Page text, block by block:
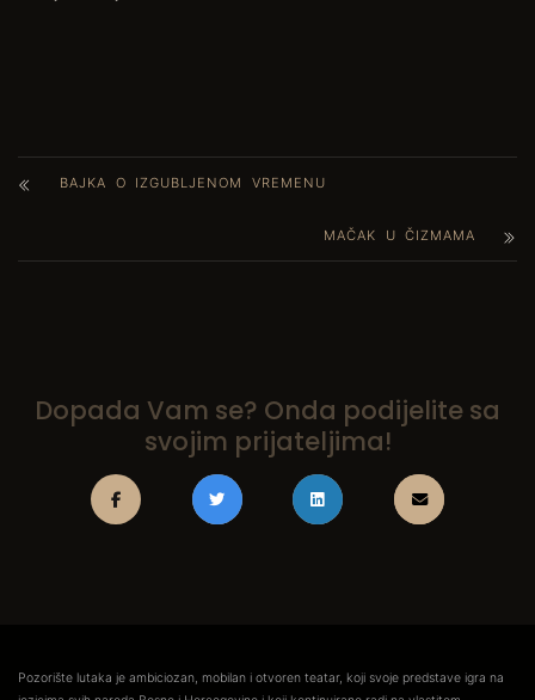
BAJKA O IZGUBLJENOM VREMENU
MAČAK U ČIZMAMA
Dopada Vam se? Onda podijelite sa
svojim prijateljima!
Pozorište lutaka je ambiciozan, mobilan i otvoren teatar, koji svoje predstave igra na